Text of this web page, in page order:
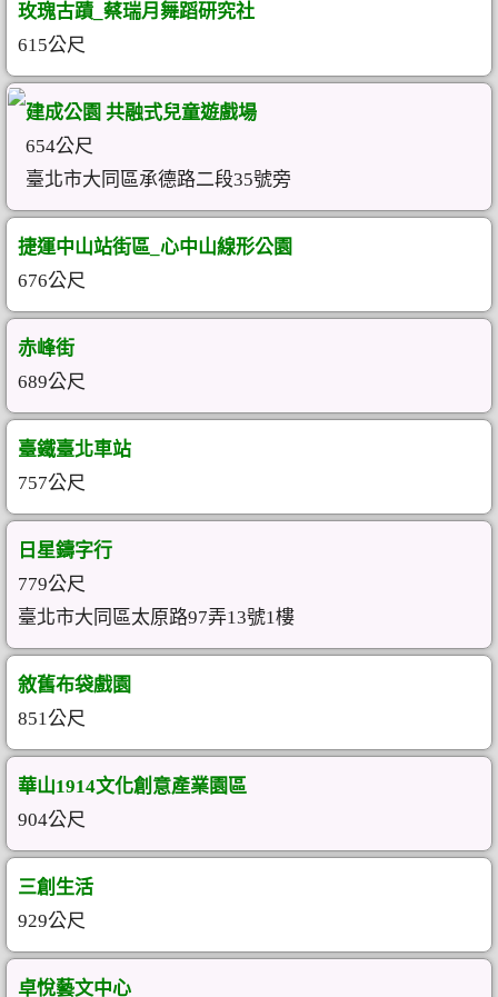
玫瑰古蹟_蔡瑞月舞蹈研究社
615公尺
建成公園 共融式兒童遊戲場
654公尺
臺北市大同區承德路二段35號旁
捷運中山站街區_心中山線形公園
676公尺
赤峰街
689公尺
臺鐵臺北車站
757公尺
日星鑄字行
779公尺
臺北市大同區太原路97弄13號1樓
敘舊布袋戲園
851公尺
華山1914文化創意產業園區
904公尺
三創生活
929公尺
卓悅藝文中心